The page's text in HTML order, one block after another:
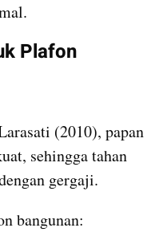
Plafon
(2010), papan
sehingga tahan
gergaji.
bangunan: